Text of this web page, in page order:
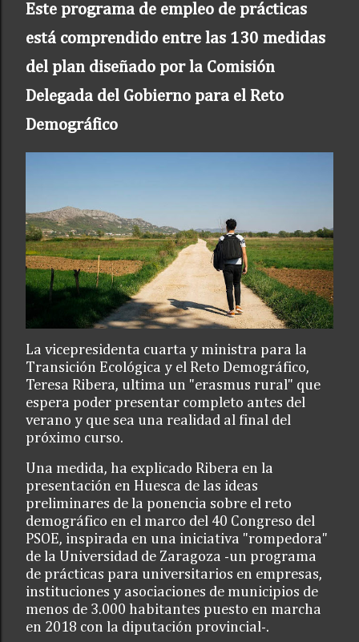
Este programa de empleo de prácticas
está comprendido entre las 130 medidas
del plan diseñado por la Comisión
Delegada del Gobierno para el Reto
Demográfico
La vicepresidenta cuarta y ministra para la
Transición Ecológica y el Reto Demográfico,
Teresa Ribera, ultima un "erasmus rural" que
espera poder presentar completo antes del
verano y que sea una realidad al final del
próximo curso.
Una medida, ha explicado Ribera en la
presentación en Huesca de las ideas
preliminares de la ponencia sobre el reto
demográfico en el marco del 40 Congreso del
PSOE, inspirada en una iniciativa "rompedora"
de la Universidad de Zaragoza -un programa
de prácticas para universitarios en empresas,
instituciones y asociaciones de municipios de
menos de 3.000 habitantes puesto en marcha
en 2018 con la diputación provincial-.